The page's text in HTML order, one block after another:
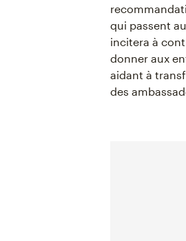
qui passent
incitera à
donner aux
aidant à
des